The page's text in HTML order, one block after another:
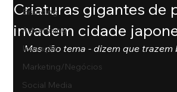
Branding
Advertising
Inovação
Marketing/Negócios
Social Media
Criaturas gigantes de
invadem cidade
Mas não tema - dizem que trazem